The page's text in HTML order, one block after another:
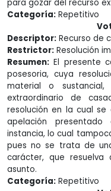
para gozar del recurso
Categoría: Repetitivo
Descriptor: Recurso de
Restrictor: Resolución
Resumen: El presente
posesoria, cuya
material o
extraordinario de
resolución en la cual
apelación
instancia, lo cual
pues no se trata de
carácter, que
asunto.
Categoría: Repetitivo